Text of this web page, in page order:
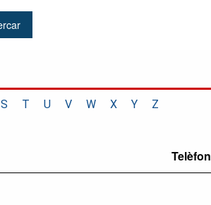
S T U V W X Y Z
Telèfon